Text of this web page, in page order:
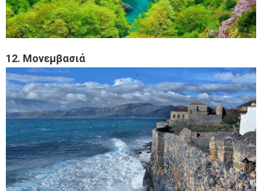
12. Μονεμβασιά